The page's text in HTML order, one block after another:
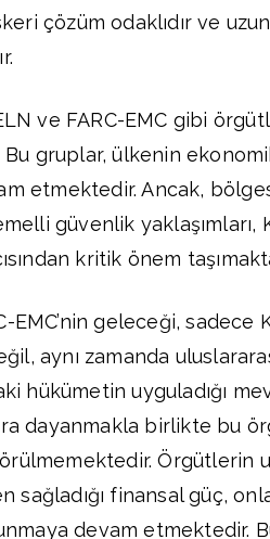
çözüm odaklıdır ve
ve FARC-EMC gibi
gruplar, ülkenin
etmektedir. Ancak,
güvenlik yaklaşımları,
kritik önem
EMC’nin geleceği, sadece
aynı zamanda
hükümetin uyguladığı
dayanmakla birlikte bu
Örgütlerin
sağladığı finansal güç,
devam